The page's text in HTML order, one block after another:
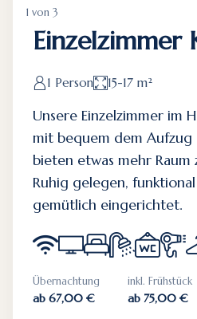
1 von 3
Einzelzimmer
1 Person 15-17 m²
Unsere Einzelzimmer im
mit bequem dem Aufzug
bieten etwas mehr Raum
Ruhig gelegen,
gemütlich eingerichtet.
Übernachtung
ab 67,00 €
inkl. Frühstück
ab 75,00 €